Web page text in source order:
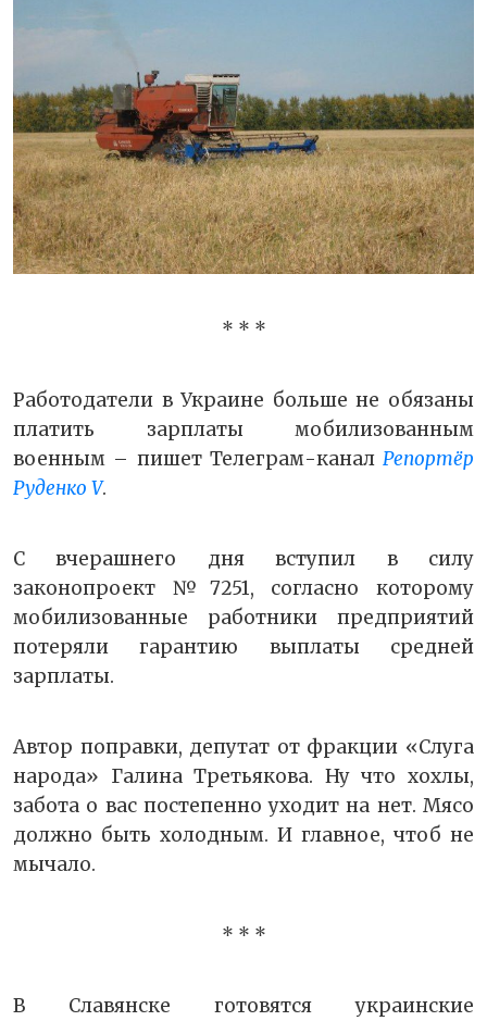
* * *
Работодатели в Украине больше не обязаны
платить зарплаты мобилизованным
военным – пишет Телеграм-канал Репортёр
Руденко V.
С вчерашнего дня вступил в силу
законопроект №7251, согласно которому
мобилизованные работники предприятий
потеряли гарантию выплаты средней
зарплаты.
Автор поправки, депутат от фракции «Слуга
народа» Галина Третьякова. Ну что хохлы,
забота о вас постепенно уходит на нет. Мясо
должно быть холодным. И главное, чтоб не
мычало.
* * *
В Славянске готовятся украинские